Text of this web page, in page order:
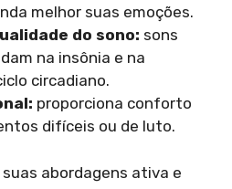
melhor suas emoções.
do sono: sons
na insônia e na
circadiano.
proporciona conforto
difíceis ou de luto.
abordagens ativa e